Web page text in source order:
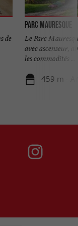
de
Parc Mauresque
Le Parc
avec ascenseur,
les commodités ...
459 m -